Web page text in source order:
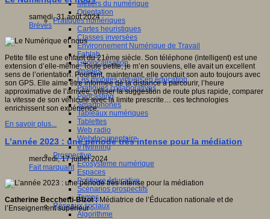
Métiers du numérique
Orientation
Pratiques numériques
Cartes heuristiques
Classes inversées
Environnement Numérique de Travail
Fablab
Géolocalisation
Images
Les mondes virtuels en éducation
Pratiques collaboratives
Podcasting
Smartphones
Tableaux numériques
Tablettes
Web radio
Webdocumentaire
eTwinning
Prospective
Ecosystème numérique
Espaces
Politique éducative
Scénarios prospectifs
Temps
Réseaux sociaux
Algorithme
samedi, 31 août 2024
Brèves
Petite fille est une enfant du 21ème siècle. Son téléphone (intelligent) est une
extension d’elle-même. Toute petite, je m’en souviens, elle avait un excellent
sens de l’orientation. Pourtant, maintenant, elle conduit son auto toujours avec
son GPS. Elle aime être informée de la distance à parcourir, l’heure
approximative de l’arrivée, utiliser la suggestion de route plus rapide, comparer
la vitesse de son véhicule avec la limite prescrite… ces technologies
enrichissent son expérience.
En savoir plus...
L’année 2023 : une période très intense pour la médiation
mercredi, 17 juillet 2024
Fait marquant
Catherine Becchetti-Bizot : Médiatrice de l’Éducation nationale et de
l’Enseignement supérieur :